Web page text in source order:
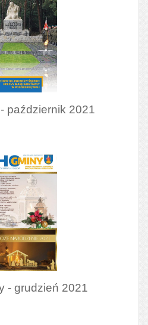
październik 2021
- grudzień 2021